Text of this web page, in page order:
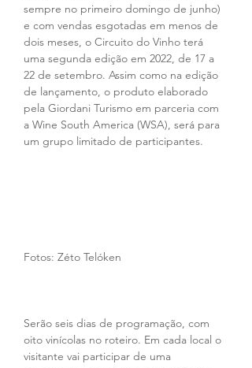
sempre no primeiro domingo de junho)
e com vendas esgotadas em menos de
dois meses, o Circuito do Vinho terá
uma segunda edição em 2022, de 17 a
22 de setembro. Assim como na edição
de lançamento, o produto elaborado
pela Giordani Turismo em parceria com
a Wine South America (WSA), será para
um grupo limitado de participantes.
Fotos: Zéto Telóken
Serão seis dias de programação, com
oito vinícolas no roteiro. Em cada local o
visitante vai participar de uma